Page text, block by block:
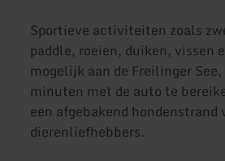
Sportieve activiteiten zoals
paddle, roeien, duiken, vissen
mogelijk aan de Freilinger
minuten met de auto te
een afgebakend hondenstrand
dierenliefhebbers.